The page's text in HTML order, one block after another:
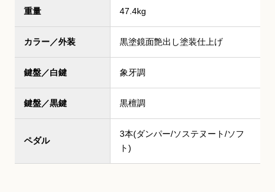
重量 47.4kg
カラー／外装 黒塗鏡面艶出し塗装仕上げ
鍵盤／白鍵 象牙調
鍵盤／黒鍵 黒檀調
ペダル
3本(ダンパー/ソステヌート/ソフ
ト)